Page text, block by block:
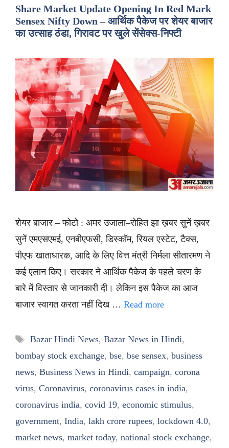
Share Market Update Opening In Red Mark
Sensex Nifty Down – आर्थिक पैकेज पर शेयर बाजार
का उत्साह ठंडा, गिरावट पर खुले सेंसेक्स-निफ्टी
शेयर बाजार – फोटो : अमर उजाला–रोहित झा ख़बर सुनें ख़बर
सुनें एमएसएमई, एनबीएफसी, डिस्कॉम, रियल एस्टेट, टैक्स,
पीएफ खाताधारक, आदि के लिए वित्त मंत्री निर्मला सीतारमण ने
कई एलान किए। सरकार ने आर्थिक पैकेज के पहले चरण के
बारे में विस्तार से जानकारी दी। लेकिन इस पैकेज का आज
बाजार स्वागत करता नहीं दिख … Read more
Tags
Bazar Hindi News, Bazar News in Hindi,
bombay stock exchange, bse, bse sensex, business
news, Business News in Hindi, campaign, corona
virus, Coronavirus, coronavirus cases in india,
coronavirus india, covid 19, economic stimulus,
government, India, lakh crore rupees, lockdown 4.0,
market news, market today, national stock exchange,